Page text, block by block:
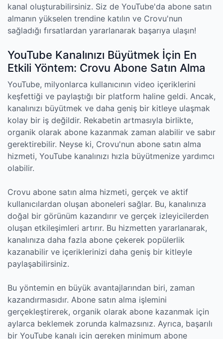
kanal oluşturabilirsiniz. Siz de YouTube'da abone satın
almanın yükselen trendine katılın ve Crovu'nun
sağladığı fırsatlardan yararlanarak başarıya ulaşın!
YouTube Kanalınızı Büyütmek İçin En
Etkili Yöntem: Crovu Abone Satın Alma
YouTube, milyonlarca kullanıcının video içeriklerini
keşfettiği ve paylaştığı bir platform haline geldi. Ancak,
kanalınızı büyütmek ve daha geniş bir kitleye ulaşmak
kolay bir iş değildir. Rekabetin artmasıyla birlikte,
organik olarak abone kazanmak zaman alabilir ve sabır
gerektirebilir. Neyse ki, Crovu'nun abone satın alma
hizmeti, YouTube kanalınızı hızla büyütmenize yardımcı
olabilir.
Crovu abone satın alma hizmeti, gerçek ve aktif
kullanıcılardan oluşan aboneleri sağlar. Bu, kanalınıza
doğal bir görünüm kazandırır ve gerçek izleyicilerden
oluşan etkileşimleri artırır. Bu hizmetten yararlanarak,
kanalınıza daha fazla abone çekerek popülerlik
kazanabilir ve içeriklerinizi daha geniş bir kitleyle
paylaşabilirsiniz.
Bu yöntemin en büyük avantajlarından biri, zaman
kazandırmasıdır. Abone satın alma işlemini
gerçekleştirerek, organik olarak abone kazanmak için
aylarca beklemek zorunda kalmazsınız. Ayrıca, başarılı
bir YouTube kanalı için gereken minimum abone